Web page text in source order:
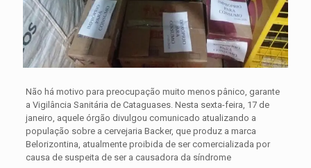
Não há motivo para preocupação muito menos pânico, garante
a Vigilância Sanitária de Cataguases. Nesta sexta-feira, 17 de
janeiro, aquele órgão divulgou comunicado atualizando a
população sobre a cervejaria Backer, que produz a marca
Belorizontina, atualmente proibida de ser comercializada por
causa de suspeita de ser a causadora da síndrome